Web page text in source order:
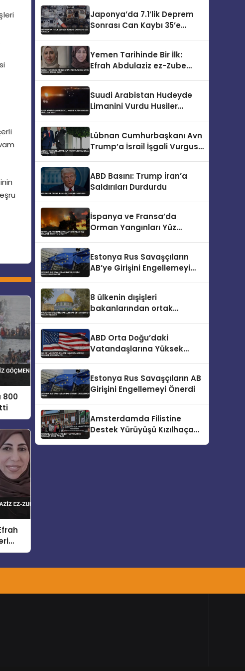
800
Japonya’da 7.1’lik Deprem
Sonrası Can Kaybı 35’e
Yemen Tarihinde Bir İlk:
Efrah Abdulaziz ez-Zube
Suudi Arabistan Hudeyde
Limanini Vurdu Husiler
Lübnan Cumhurbaşkanı Avn
Trump’a İsrail İşgali Vurgusu
ABD Basını: Trump İran’a
Saldırıları Durdurdu
İspanya ve Fransa’da
Orman Yangınları Yüz
Estonya Rus Savaşçıların
AB’ye Girişini Engellemeyi
8 ülkenin dışişleri
bakanlarından ortak
ABD Orta Doğu’daki
Vatandaşlarına Yüksek
Estonya Rus Savaşçıların AB
Girişini Engellemeyi Önerdi
Amsterdamda Filistine
Destek Yürüyüşü Kızılhaça